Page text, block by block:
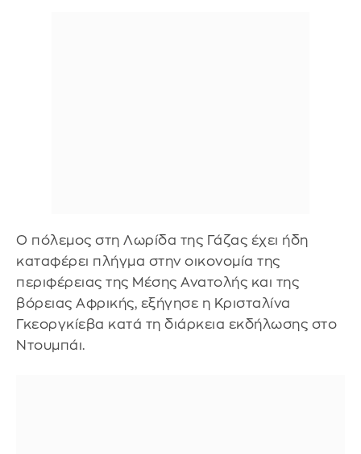
Ο πόλεμος στη Λωρίδα της Γάζας έχει ήδη
καταφέρει πλήγμα στην οικονομία της
περιφέρειας της Μέσης Ανατολής και της
βόρειας Αφρικής, εξήγησε η Κρισταλίνα
Γκεοργκίεβα κατά τη διάρκεια εκδήλωσης στο
Ντουμπάι.